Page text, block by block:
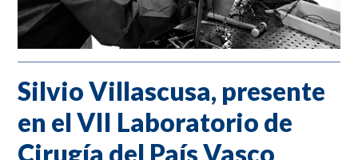
Silvio Villascusa, presente
en el VII Laboratorio de
Cirugía del País Vasco